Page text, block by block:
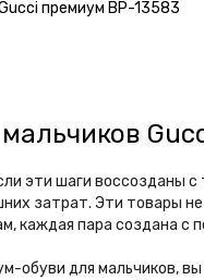
премиум BP-13583
эти шаги воссозданы
затрат. Эти товары
каждая пара создана
обуви для мальчиков,